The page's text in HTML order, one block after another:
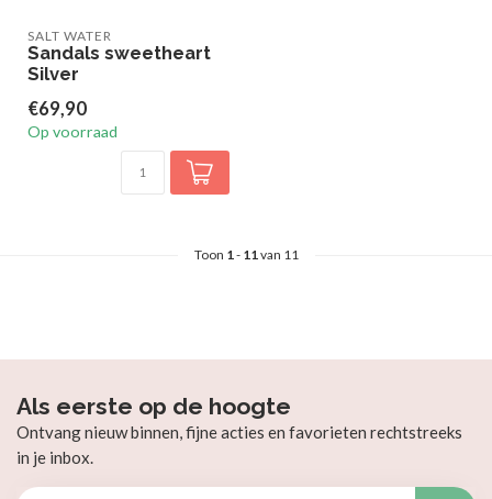
SALT WATER
Sandals sweetheart
Silver
€69,90
Op voorraad
Toon 1- 11van 11
Als eerste op de hoogte
Ontvang nieuw binnen, fijne acties en favorieten rechtstreeks
in je inbox.